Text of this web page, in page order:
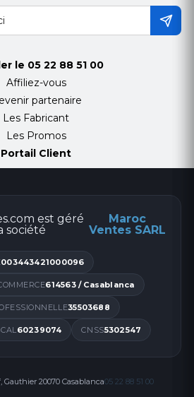
le 05 22 88 51 00
Affiliez-vous
partenaire
Les Fabricant
Les Promos
Portail Client
est géré
société
Maroc
Ventes SARL
003443421000096
614563 / Casablanca
35503688
60239074 CNSS5302547
Gauthier 20070 Casablanca05 22 88 51 00